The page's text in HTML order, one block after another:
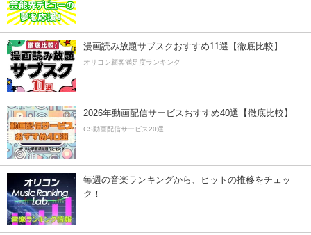
漫画読み放題サブスクおすすめ11選【徹底比較】
オリコン顧客満足度ランキング
2026年動画配信サービスおすすめ40選【徹底比較】
CS動画配信サービス20選
毎週の音楽ランキングから、ヒットの推移をチェッ
ク！